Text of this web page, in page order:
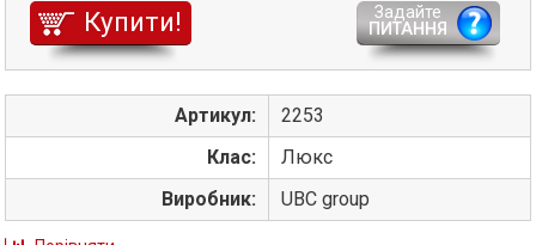
Купити!
Задайте
ПИТАННЯ
Артикул:
2253
Клас:
Люкс
Виробник:
UBC group